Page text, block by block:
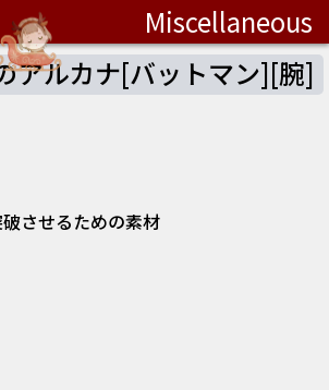
Miscellaneous
アルカナ[バットマン][腕]
させるための素材